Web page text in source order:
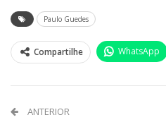
Paulo Guedes
Compartilhe WhatsApp
ANTERIOR